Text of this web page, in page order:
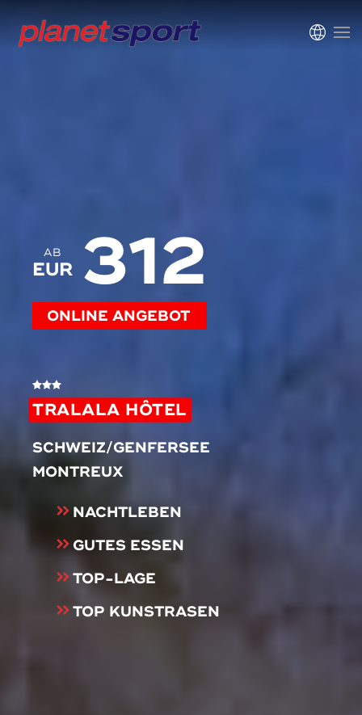
TRALALA HÔTEL
SCHWEIZ/GENFERSEE
MONTREUX
NACHTLEBEN
GUTES ESSEN
TOP-LAGE
TOP KUNSTRASEN
AB
EUR 312
ONLINE ANGEBOT